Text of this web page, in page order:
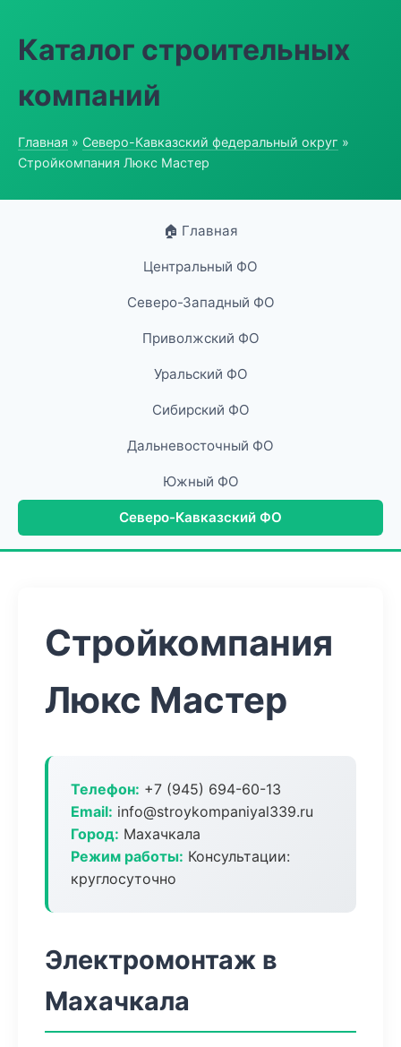
Каталог строительных
компаний
Главная » Северо-Кавказский федеральный округ »
Стройкомпания Люкс Мастер
🏠 Главная
Центральный ФО
Северо-Западный ФО
Приволжский ФО
Уральский ФО
Сибирский ФО
Дальневосточный ФО
Южный ФО
Северо-Кавказский ФО
Стройкомпания
Люкс Мастер
Телефон: +7 (945) 694-60-13
Email: info@stroykompaniyal339.ru
Город: Махачкала
Режим работы: Консультации:
круглосуточно
Электромонтаж в
Махачкала